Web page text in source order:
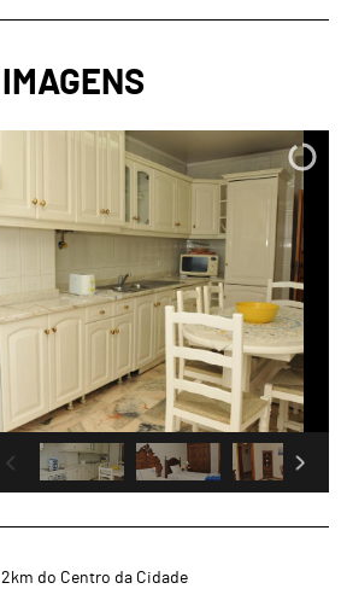
2km do Centro da Cidade